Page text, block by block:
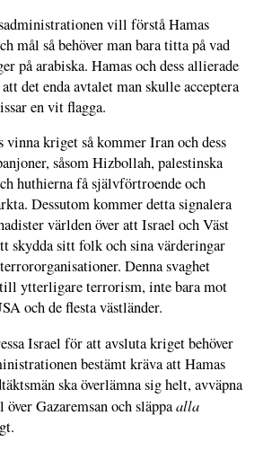
vill förstå Hamas
mål så behöver man bara titta på vad
på arabiska. Hamas och dess allierade
det enda avtalet man skulle acceptera
en vit flagga.
kriget så kommer Iran och dess
såsom Hizbollah, palestinska
huthierna få självförtroende och
Dessutom kommer detta signalera
världen över att Israel och Väst
skydda sitt folk och sina värderingar
Denna svaghet
ytterligare terrorism, inte bara mot
och de flesta västländer.
Israel för att avsluta kriget behöver
bestämt kräva att Hamas
ska överlämna sig helt, avväpna
Gazaremsan och släppaalla